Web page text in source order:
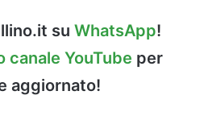
su WhatsApp!
canale YouTube per
aggiornato!